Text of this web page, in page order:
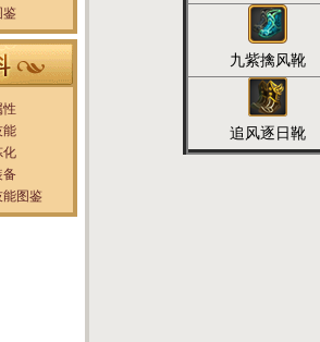
九紫擒风靴
追风逐日靴
鉴
性
能
化
备
能图鉴